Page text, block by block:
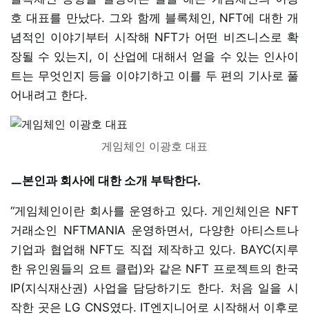
호 대표를 만났다. 그와 함께 블록체인, NFT에 대한 개
념적인 이야기부터 시작해 NFT가 어떤 비즈니스로 확
장될 수 있는지, 이 산업에 대해서 얻을 수 있는 인사이
트는 무엇인지 등을 이야기하고 이를 두 편의 기사로 풀
어내려고 한다.
게임체인 이광호 대표
ㅡ본인과 회사에 대한 소개 부탁한다.
“게임체인이란 회사를 운영하고 있다. 게인체인은 NFT
거래소인 NFTMANIA 운영하면서, 다양한 아티스트나
기업과 협업해 NFT도 직접 제작하고 있다. BAYC(지루
한 유인원들의 요트 클럽)와 같은 NFT 프로젝트의 한국
IP(지식재산권) 사업을 담당하기도 한다. 처음 일을 시
작한 곳은 LG CNS였다. IT엔지니어로 시작해서 이후로